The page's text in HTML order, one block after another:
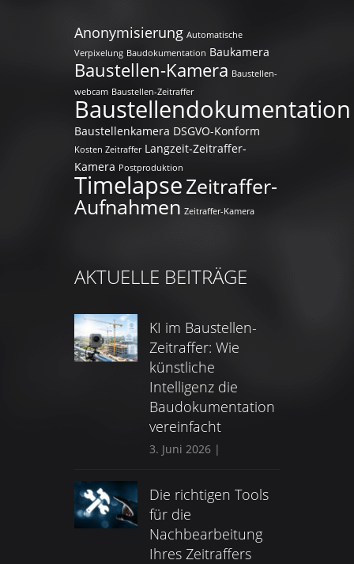
Anonymisierung Automatische
Verpixelung Baudokumentation Baukamera
Baustellen-Kamera Baustellen-
webcam Baustellen-Zeitraffer
Baustellendokumentation
Baustellenkamera DSGVO-Konform
Kosten Zeitraffer Langzeit-Zeitraffer-
Kamera Postproduktion
TimelapseZeitraffer-
Aufnahmen Zeitraffer-Kamera
AKTUELLE BEITRÄGE
KI im Baustellen-
Zeitraffer: Wie
künstliche
Intelligenz die
Baudokumentation
vereinfacht
3. Juni 2026 |
Die richtigen Tools
für die
Nachbearbeitung
Ihres Zeitraffers